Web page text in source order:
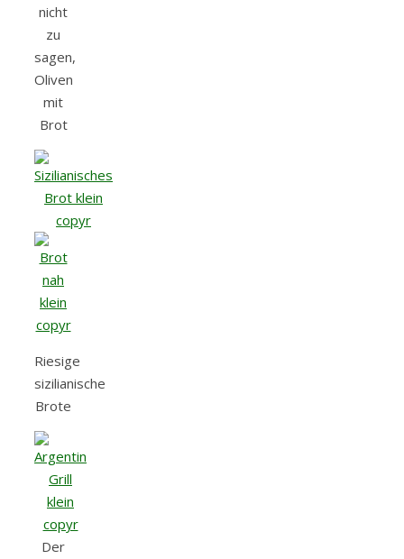
nicht
zu
sagen,
Oliven
mit
Brot
Riesige
sizilianische
Brote
Der